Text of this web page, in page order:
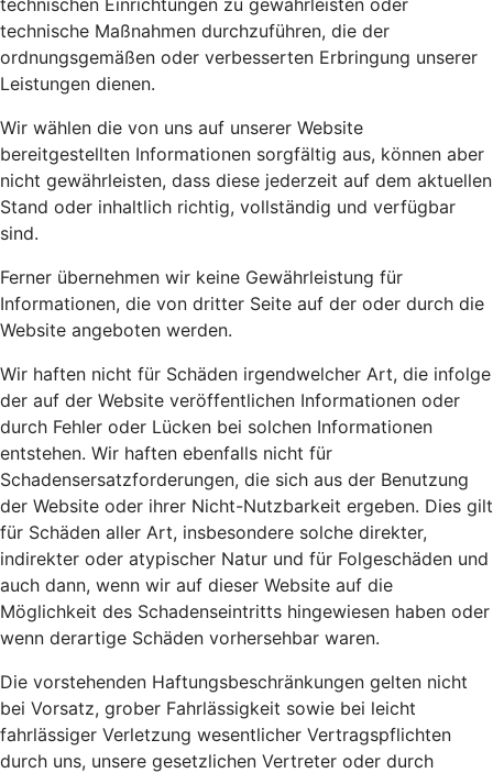
technischen Einrichtungen zu gewährleisten oder
technische Maßnahmen durchzuführen, die der
ordnungsgemäßen oder verbesserten Erbringung unserer
Leistungen dienen.
Wir wählen die von uns auf unserer Website
bereitgestellten Informationen sorgfältig aus, können aber
nicht gewährleisten, dass diese jederzeit auf dem aktuellen
Stand oder inhaltlich richtig, vollständig und verfügbar
sind.
Ferner übernehmen wir keine Gewährleistung für
Informationen, die von dritter Seite auf der oder durch die
Website angeboten werden.
Wir haften nicht für Schäden irgendwelcher Art, die infolge
der auf der Website veröffentlichen Informationen oder
durch Fehler oder Lücken bei solchen Informationen
entstehen. Wir haften ebenfalls nicht für
Schadensersatzforderungen, die sich aus der Benutzung
der Website oder ihrer Nicht-Nutzbarkeit ergeben. Dies gilt
für Schäden aller Art, insbesondere solche direkter,
indirekter oder atypischer Natur und für Folgeschäden und
auch dann, wenn wir auf dieser Website auf die
Möglichkeit des Schadenseintritts hingewiesen haben oder
wenn derartige Schäden vorhersehbar waren.
Die vorstehenden Haftungsbeschränkungen gelten nicht
bei Vorsatz, grober Fahrlässigkeit sowie bei leicht
fahrlässiger Verletzung wesentlicher Vertragspflichten
durch uns, unsere gesetzlichen Vertreter oder durch